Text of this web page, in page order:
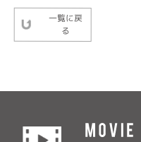
一覧に戻
る